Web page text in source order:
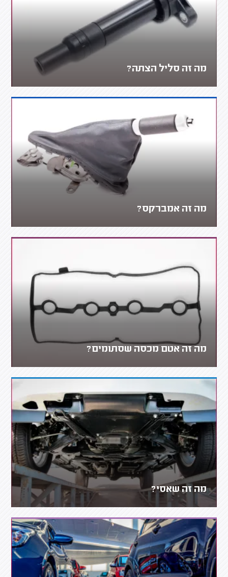
מה זה סליל הצתה?
מה זה אמברקס?
מה זה אטם מכסה שסתומים?
מה זה שאסי?